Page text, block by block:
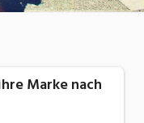
Marke nach